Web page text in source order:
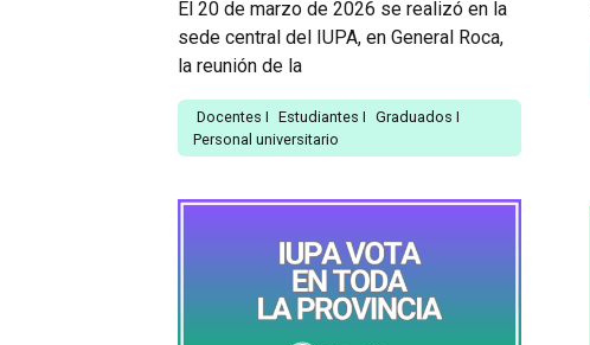
El 20 de marzo de 2026 se realizó en la
sede central del IUPA, en General Roca,
la reunión de la
Docentes I Estudiantes I Graduados I
Personal universitario